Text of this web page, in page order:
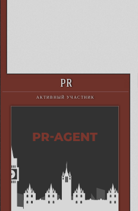
PR
АКТИВНЫЙ УЧАСТНИК